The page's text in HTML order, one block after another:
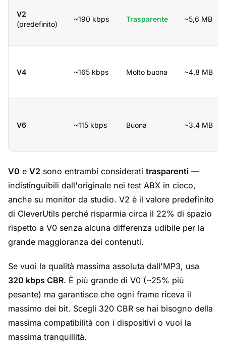
V2
(predefinito)
~190 kbps Trasparente ~5,6 MB
V4 ~165 kbps Molto buona ~4,8 MB
V6 ~115 kbps Buona ~3,4 MB
V0 e V2 sono entrambi considerati trasparenti —
indistinguibili dall'originale nei test ABX in cieco,
anche su monitor da studio. V2 è il valore predefinito
di CleverUtils perché risparmia circa il 22% di spazio
rispetto a V0 senza alcuna differenza udibile per la
grande maggioranza dei contenuti.
Se vuoi la qualità massima assoluta dall'MP3, usa
320 kbps CBR. È più grande di V0 (~25% più
pesante) ma garantisce che ogni frame riceva il
massimo dei bit. Scegli 320 CBR se hai bisogno della
massima compatibilità con i dispositivi o vuoi la
massima tranquillità.